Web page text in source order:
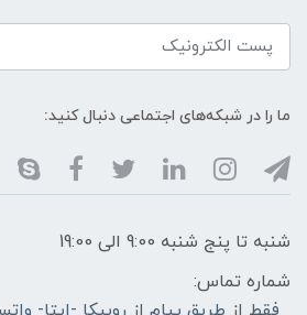
ما را در شبکه‌های اجتماعی دنبال کنید:
شنبه تا پنج شنبه 9:00 الی 19:00
شماره تماس: